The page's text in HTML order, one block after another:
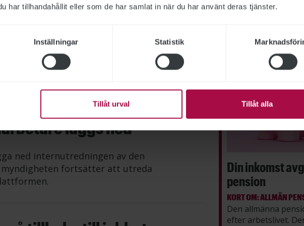
har tillhandahållit eller som de har samlat in när du har använt deras tjänster.
Inställningar Statistik
Tillåt urval Tillåt alla
slutar
med it-direktör Krister Dackland
som Arbetsförmedlingen gjort till
läggs ned
ned internutredningen av den
fortsätter att utreda
Din inkomst
pension
KORT OM: ALLMÄN
Den allmänna
efter arbetslivet.